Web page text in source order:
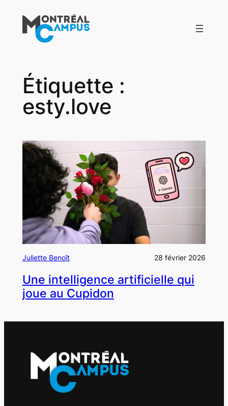
contenu
Étiquette :
esty.love
Juliette Benoît 28 février 2026
Une intelligence artificielle qui
joue au Cupidon